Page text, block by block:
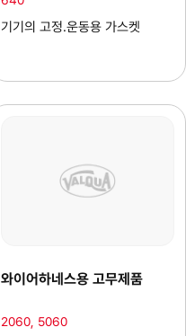
기기의 고정.운동용 가스켓
와이어하네스용 고무제품
2060, 5060